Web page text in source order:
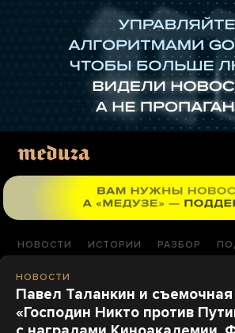
НОВОСТИ ИСТОРИИ РАЗБОР
НОВОСТИ
Павел Таланкин и съемочная
«Господин Никто против